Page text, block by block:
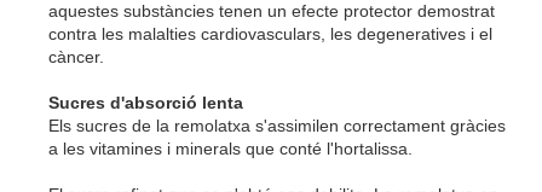
aquestes substàncies tenen un efecte protector demostrat
contra les malalties cardiovasculars, les degeneratives i el
càncer.
Sucres d'absorció lenta
Els sucres de la remolatxa s'assimilen correctament gràcies
a les vitamines i minerals que conté l'hortalissa.